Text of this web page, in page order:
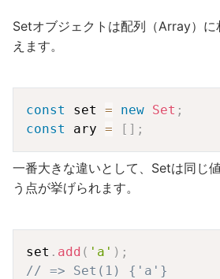
Setオブジェクトは配列（Array）
えます。
const set = new Set ;
const
ary = [ ] ;
一番大きな違いとして、Setは同じ
う点が挙げられます。
set . add ( 'a' ) ;
// => Set(1) {'a'}